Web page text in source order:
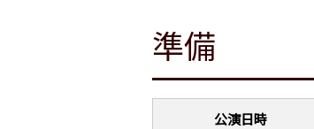
準備
公演日時